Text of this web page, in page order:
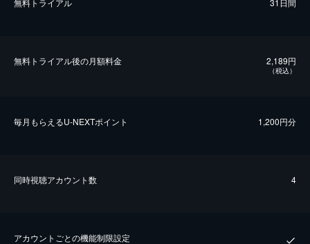
無料トライアル後の⽉額料金 2,189円
（税込）
毎⽉もらえるU-NEXTポイント 1,200円分
同時視聴アカウント数 4
アカウントごとの機能制限設定